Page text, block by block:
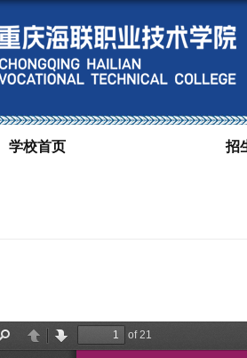
学校首页 招